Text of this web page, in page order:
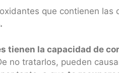
que contienen
tienen la capacidad de
no tratarlos, pueden